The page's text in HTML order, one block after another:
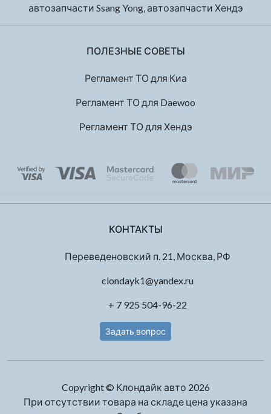
автозапчасти Ssang Yong, автозапчасти Хендэ
ПОЛЕЗНЫЕ СОВЕТЫ
Регламент ТО для Киа
Регламент ТО для Daewoo
Регламент ТО для Хендэ
КОНТАКТЫ
Переведеновский п. 21, Москва, РФ
clondayk1@yandex.ru
+ 7 925 504-96-22
Задать вопрос
Copyright © Клондайк авто 2026
При отсутствии товара на складе цена указана